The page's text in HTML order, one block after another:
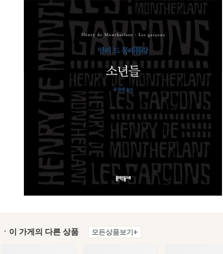
ㆍ이 가게의 다른 상품 모든상품보기+